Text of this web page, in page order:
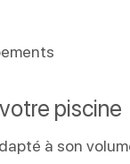
piscine
à son